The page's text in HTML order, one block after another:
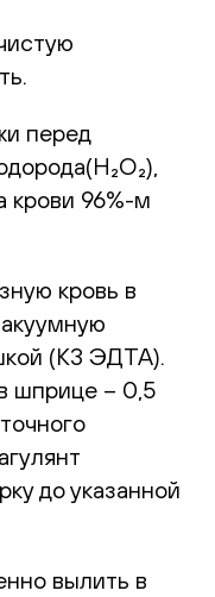
перед
крови 96%-м
кровь в
(К3 ЭДТА).
шприце – 0,5
до указанной
вылить в